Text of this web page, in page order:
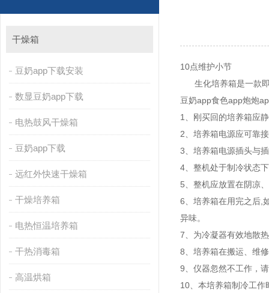
干燥箱
豆奶app下载安装
数显豆奶app下载
电热鼓风干燥箱
豆奶app下载
远红外快速干燥箱
干燥培养箱
电热恒温培养箱
干热消毒箱
高温烘箱
10点维护小节
生化培养箱是一款即
豆奶app食色app炮炮
1、刚买回的培养箱
2、培养箱电源应可靠
3、培养箱电源插头
4、整机处于制冷状
5、整机应放置在阴凉
6、培养箱在用完之
异味。
7、为冷凝器有效地散
8、培养箱在搬运、维修
9、仪器忽然不工作
10、本培养箱制冷工作